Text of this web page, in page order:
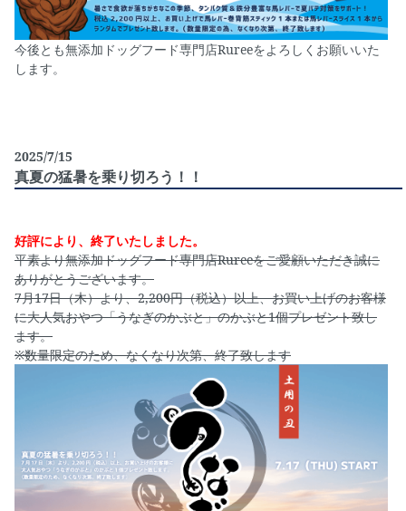
今後とも無添加ドッグフード専門店Rureeをよろしくお願いいた
します。
2025/7/15
真夏の猛暑を乗り切ろう！！
好評により、終了いたしました。
平素より無添加ドッグフード専門店Rureeをご愛顧いただき誠に
ありがとうございます。
7月17日（木）より、2,200円（税込）以上、お買い上げのお客様
に大人気おやつ「うなぎのかぶと」のかぶと1個プレゼント致し
ます。
※数量限定のため、なくなり次第、終了致します